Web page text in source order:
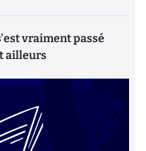
vraiment passé
ailleurs